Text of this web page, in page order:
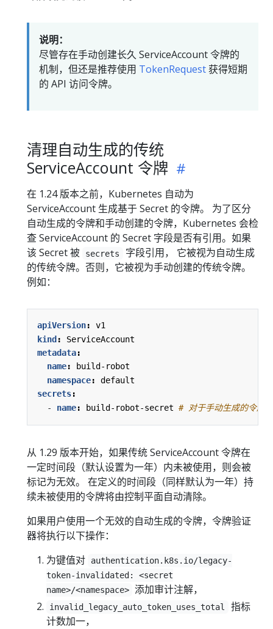
说明：
尽管存在手动创建长久 ServiceAccount 令牌的
机制，但还是推荐使用 TokenRequest获得短期
的 API 访问令牌。
清理自动生成的传统
ServiceAccount 令牌
在 1.24 版本之前，Kubernetes 自动为
ServiceAccount 生成基于 Secret 的令牌。 为了区分
自动生成的令牌和手动创建的令牌，Kubernetes 会检
查 ServiceAccount 的 Secret 字段是否有引用。如果
该 Secret 被
secrets
字段引用， 它被视为自动生成
的传统令牌。否则，它被视为手动创建的传统令牌。
例如：
apiVersion:
v1
kind :
ServiceAccount
metadata:
name:
build-robot
namespace:
default
secrets:
- name: build-robot-secret # 对于手动生成的令牌
从 1.29 版本开始，如果传统 ServiceAccount 令牌在
一定时间段（默认设置为一年）内未被使用，则会被
标记为无效。 在定义的时间段（同样默认为一年）持
续未被使用的令牌将由控制平面自动清除。
如果用户使用一个无效的自动生成的令牌，令牌验证
器将执行以下操作：
为键值对
authentication.k8s.io/legacy-
token-invalidated: <secret
name>/<namespace> 添加审计注解，
invalid_legacy_auto_token_uses_total
指标
计数加一，